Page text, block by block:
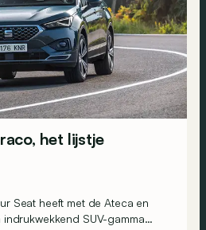
het lijstje
Seat heeft met de Ateca en
SUV-gamma